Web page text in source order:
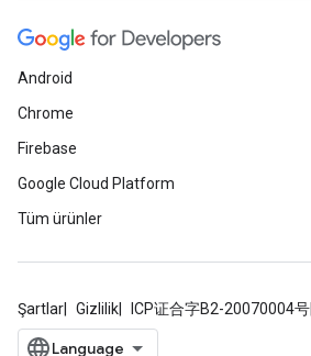
Android
Chrome
Firebase
Google Cloud Platform
Tüm ürünler
Şartlar Gizlilik ICP证合字B2-20070004号